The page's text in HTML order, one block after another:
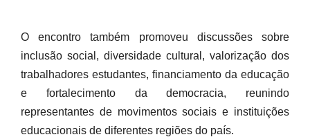
O encontro também promoveu discussões sobre
inclusão social, diversidade cultural, valorização dos
trabalhadores estudantes, financiamento da educação
e fortalecimento da democracia, reunindo
representantes de movimentos sociais e instituições
educacionais de diferentes regiões do país.